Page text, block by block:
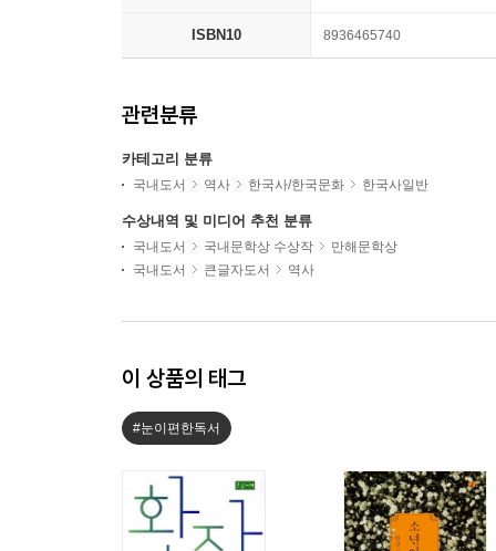
ISBN10 8936465740
관련분류
카테고리 분류
국내도서 역사 한국사/한국문화 한국사일반
수상내역 및 미디어 추천 분류
국내도서 국내문학상 수상작
만해문학상
국내도서
큰글자도서 역사
이 상품의 태그
#눈이편한독서